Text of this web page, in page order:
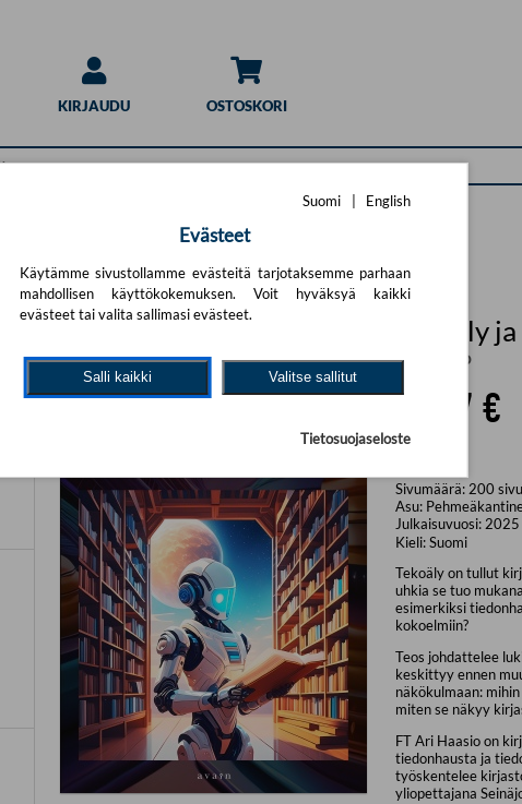
KIRJAUDU OSTOSKORI
Tekoäly
Ari Haasio
47,47 €
Sivumäärä: 200
Asu:
Julkaisuvuosi: 2025
Kieli:Suomi
Tekoäly on tullut
uhkia se tuo
esimerkiksi
kokoelmiin?
Teos johdattelee
keskittyy ennen
näkökulmaan:
miten se näkyy
FT Ari Haasio on
tiedonhausta ja
työskentelee
yliopettajana
Suomi English
Evästeet
Käytämme sivustollamme evästeitä tarjotaksemme parhaan
mahdollisen käyttökokemuksen. Voit hyväksyä kaikki
evästeet tai valita sallimasi evästeet.
Salli kaikki Valitse sallitut
Tietosuojaseloste